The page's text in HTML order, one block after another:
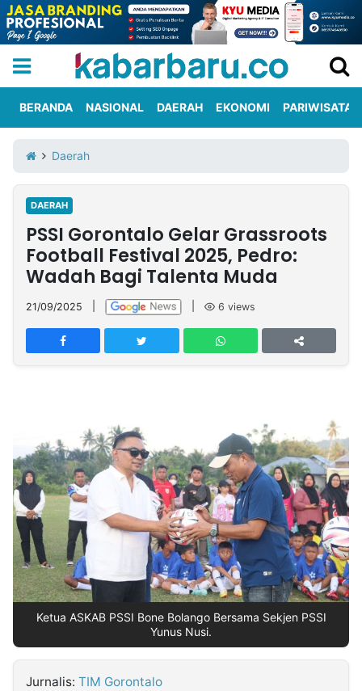
Iklan
Berita
Kami
Nasional
International
Olahraga
Entertainment
Daerah
Pariwisata
Kuliner
Kolom
Network
PT
TREETAN
Partner
Insight
NTB
Suara
Time
Lens
IDN
Daily
Jogja
Jalan
Rakyat
Idealita
News
Kita
Notice
Dinamikapost.com
Radar
Baru
Seedbacklink
Follow
Kabarbaru
BERANDA NASIONAL DAERAH EKONOMI PARIWISATA
Daerah
DAERAH
PSSI Gorontalo Gelar Grassroots
Football Festival 2025, Pedro:
Wadah Bagi Talenta Muda
21/09/2025 6 views
Ketua ASKAB PSSI Bone Bolango Bersama Sekjen PSSI
Yunus Nusi.
Jurnalis: TIM Gorontalo